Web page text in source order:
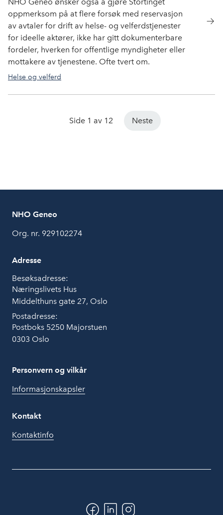
oppmerksom på at flere forsøk med reservasjon
av avtaler for drift av helse- og velferdstjenester
for ideelle aktører, ikke har gitt dokumenterbare
fordeler, hverken for offentlige myndigheter eller
mottakere av tjenestene. Ofte tvert om.
Helse og velferd
Side 1 av 12 Neste
NHO Geneo
Org. nr. 929102274
Adresse
Besøksadresse:
Næringslivets Hus
Middelthuns gate 27, Oslo
Postadresse:
Postboks 5250 Majorstuen
0303 Oslo
Personvern og vilkår
Informasjonskapsler
Kontakt
Kontaktinfo